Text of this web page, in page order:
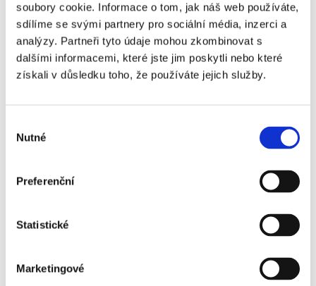
soubory cookie. Informace o tom, jak náš web používáte,
sdílíme se svými partnery pro sociální média, inzerci a
analýzy. Partneři tyto údaje mohou zkombinovat s
dalšími informacemi, které jste jim poskytli nebo které
získali v důsledku toho, že používáte jejich služby.
souhlasu
Nutné
Preferenční
Statistické
Marketingové
Příklad z praxe:
Kamarád slíbil, že opraví rozbitý sprchový kout.
Jenže oprava se odkládala, kout se dál rozpadal, a
nakonec museli majitelé volat instalatéra. Účet?
8500 Kč. Kamarád se sice tvářil provinile, ale peníze
A co výpovědní lhůta? Cizí nájemník ji s větší
dovolíte odejít hned. Výsledek? Tři měsíce
Příklad z praxe:
oznámil: „Hele, odjíždím už příští týden, snad to